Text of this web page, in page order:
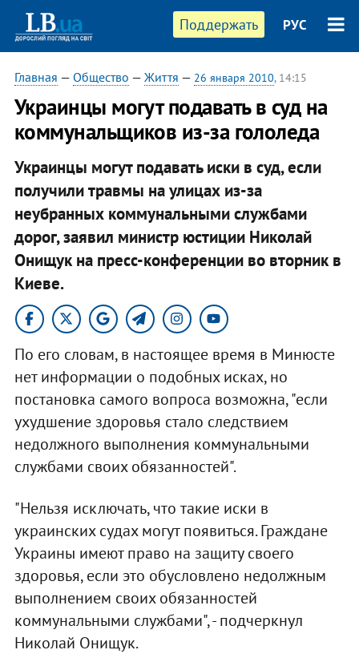
Поддержать РУС
Главная — Общество — Життя — 26 января 2010, 14:15
Украинцы могут подавать в суд на
коммунальщиков из-за гололеда
Украинцы могут подавать иски в суд, если
получили травмы на улицах из-за
неубранных коммунальными службами
дорог, заявил министр юстиции Николай
Онищук на пресс-конференции во вторник в
Киеве.
По его словам, в настоящее время в Минюсте
нет информации о подобных исках, но
постановка самого вопроса возможна, "если
ухудшение здоровья стало следствием
недолжного выполнения коммунальными
службами своих обязанностей".
"Нельзя исключать, что такие иски в
украинских судах могут появиться. Граждане
Украины имеют право на защиту своего
здоровья, если это обусловлено недолжным
выполнением своих обязанностей
коммунальными службами", - подчеркнул
Николай Онищук.